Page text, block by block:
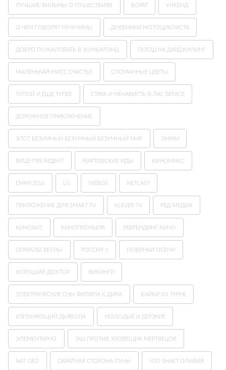
ЛУЧШИЕ ФИЛЬМЫ О ПУШЕСТВИЯХ БОРАТ УИКЕНД
О ЧЕМ ГОВОРЯТ МУЖЧИНЫ ДНЕВНИКИ МОТОЦИКЛИСТА
ДОБРО ПОЖАЛОВАТЬ В ЗОМБИЛЭНД ПОЕЗД НА ДАРДЖИЛИНГ
МАЛЕНЬКАЯ МИСС СЧАСТЬЕ СЛОМАННЫЕ ЦВЕТЫ
ТУПОЙ И ЕЩЕ ТУПЕЕ СТРАХ И НЕНАВИСТЬ В ЛАС ВЕГАСЕ
ДОРОЖНОЕ ПРИКЛЮЧЕНИЕ
ЭТОТ БЕЗУМНЫЙ БЕЗУМНЫЙ БЕЗУМНЫЙ МИР ЭММИ
ВИЦЕ-ПРЕЗИДЕНТ МАРТОВСКИЕ ИДЫ КИНОМИКС
EMMY2016 LG WEBOS NETCAST
ПРИЛОЖЕНИЕ ДЛЯ SMART TV KLEVER TV РЕД-МЕДИА
КИНОХИТ КИНОПРЕМЬЕРА РЕБРЕНДИНГ КИНО
СЕРИАЛЫ ВЕСНЫ РОССИЯ-1 НОВИНКИ ОСЕНИ
ХОРОШИЙ ДОКТОР ВИКИНГИ
ЭЛЕКТРИЧЕСКИЕ СНЫ ФИЛИПА К.ДИКА БАЙКИ ИЗ ТУРНЕ
ИЗГОНЯЮЩИЙ ДЬЯВОЛА МОЛОДЫЕ И ДЕРЗКИЕ
ЭЛЕМЕНТАРНО ЭШ ПРОТИВ ЗЛОВЕЩИХ МЕРТВЕЦОВ
NAT GEO ОБРАТНАЯ СТОРОНА ЛУНЫ ЧТО ЗНАЕТ ОЛИВИЯ